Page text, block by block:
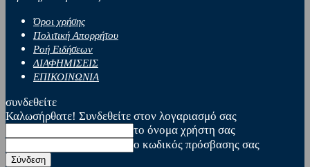
Όροι χρήσης
Πολιτική Απορρήτου
Ροή Ειδήσεων
ΔΙΑΦΗΜΙΣΕΙΣ
ΕΠΙΚΟΙΝΩΝΙΑ
συνδεθείτε
Καλωσήρθατε! Συνδεθείτε στον λογαριασμό σας
το όνομα χρήστη σας
ο κωδικός πρόσβασης σας